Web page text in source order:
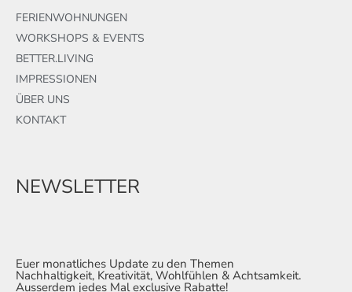
FERIENWOHNUNGEN
WORKSHOPS & EVENTS
BETTER.LIVING
IMPRESSIONEN
ÜBER UNS
KONTAKT
NEWSLETTER
Euer monatliches Update zu den Themen
Nachhaltigkeit, Kreativität, Wohlfühlen & Achtsamkeit.
Ausserdem jedes Mal exclusive Rabatte!